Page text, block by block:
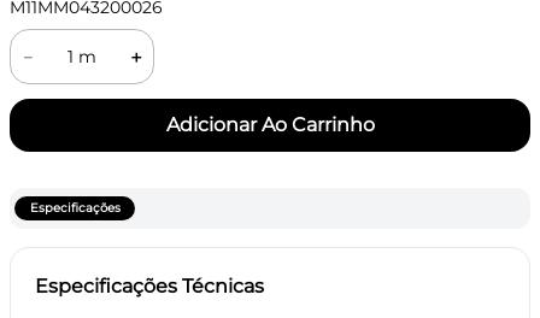
M11MM043200026
＋
－
Especificações
Especificações Técnicas